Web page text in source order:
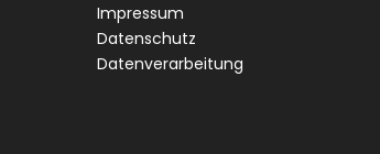
Impressum
Datenschutz
Datenverarbeitung